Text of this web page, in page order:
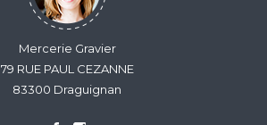
Mercerie Gravier
79 RUE PAUL CEZANNE
83300 Draguignan